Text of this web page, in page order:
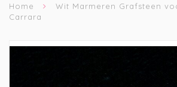
Home
Wit Marmeren Grafsteen
Carrara